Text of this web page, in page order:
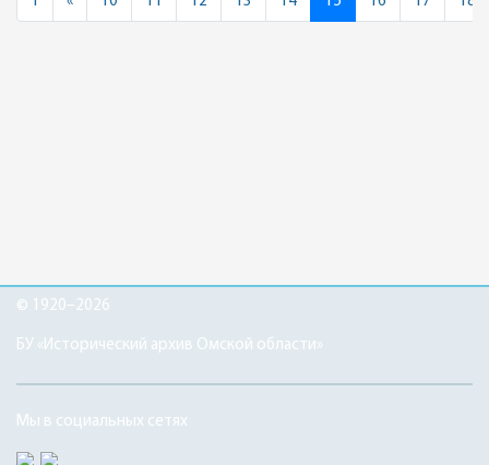
© 1920–2026
БУ «Исторический архив Омской области»
Мы в социальных сетях